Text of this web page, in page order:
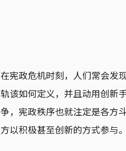
在宪政危机时刻，人们常会
轨该如何定义，并且动用创新
争，宪政秩序也就注定是各方
方以积极甚至创新的方式参与。